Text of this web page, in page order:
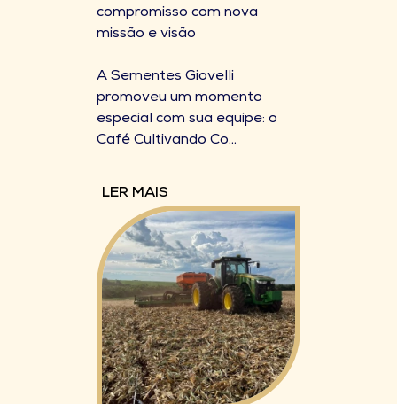
compromisso com nova
missão e visão
A Sementes Giovelli
promoveu um momento
especial com sua equipe: o
Café Cultivando Co...
LER MAIS